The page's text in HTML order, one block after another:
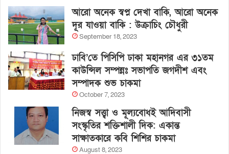
আরো অনেক স্বপ্ন দেখা বাকি, আরো অনেক
দূর যাওয়া বাকি : উক্রাচিং চৌধুরী
September 18, 2023
ঢাবি’তে পিসিপি ঢাকা মহানগর এর ৩১তম
কাউন্সিল সম্পন্নঃ সভাপতি জগদীশ এবং
সম্পাদক শুভ চাকমা
October 7, 2023
নিজস্ব সত্ত্বা ও মূল্যবোধই আদিবাসী
সংস্কৃতির শক্তিশালী দিক: একান্ত
সাক্ষাতকারে কবি শিশির চাকমা
August 8, 2023